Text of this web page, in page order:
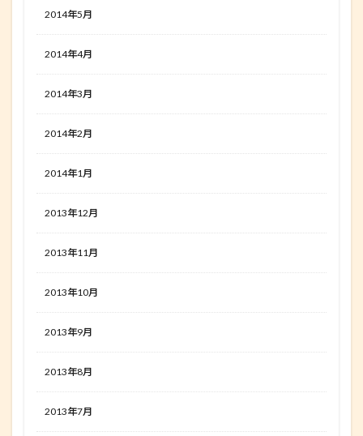
2014年5月
2014年4月
2014年3月
2014年2月
2014年1月
2013年12月
2013年11月
2013年10月
2013年9月
2013年8月
2013年7月